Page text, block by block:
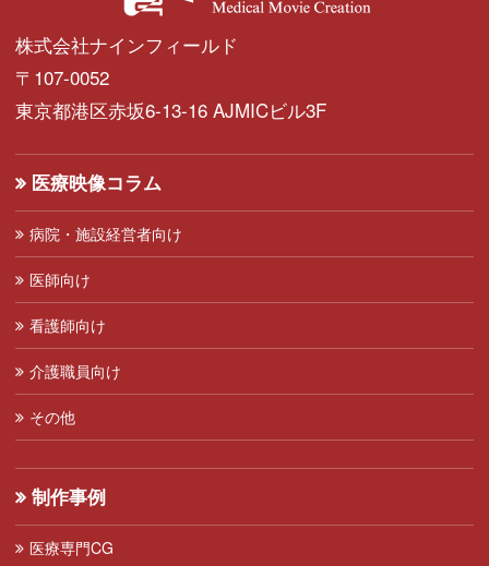
株式会社ナインフィールド
〒107-0052
東京都港区赤坂6-13-16 AJMICビル3F
医療映像コラム
病院・施設経営者向け
医師向け
看護師向け
介護職員向け
その他
制作事例
医療専門CG